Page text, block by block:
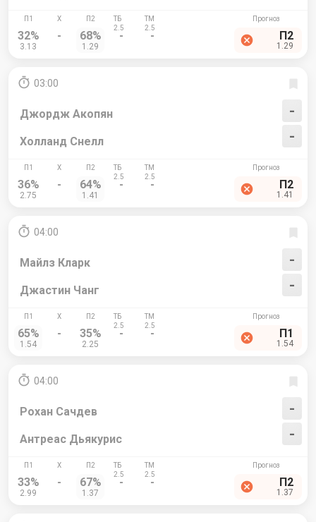
32%
3.13
- 68%
1.29
- - П2
1.29
03:00
Джордж Акопян
-
-
Холланд Снелл
36%
2.75
- 64%
1.41
- - П2
1.41
04:00
Майлз Кларк
-
-
Джастин Чанг
65%
1.54
- 35%
2.25
- - П1
1.54
04:00
Рохан Сачдев
-
-
Антреас Дьякурис
33%
2.99
- 67%
1.37
- - П2
1.37